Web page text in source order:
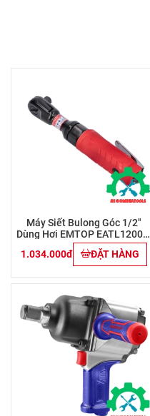
Máy Siết Bulong Góc 1/2"
Dùng Hơi EMTOP EATL12001,
Lực Siết 68Nm
1.034.000đ ĐẶT HÀNG